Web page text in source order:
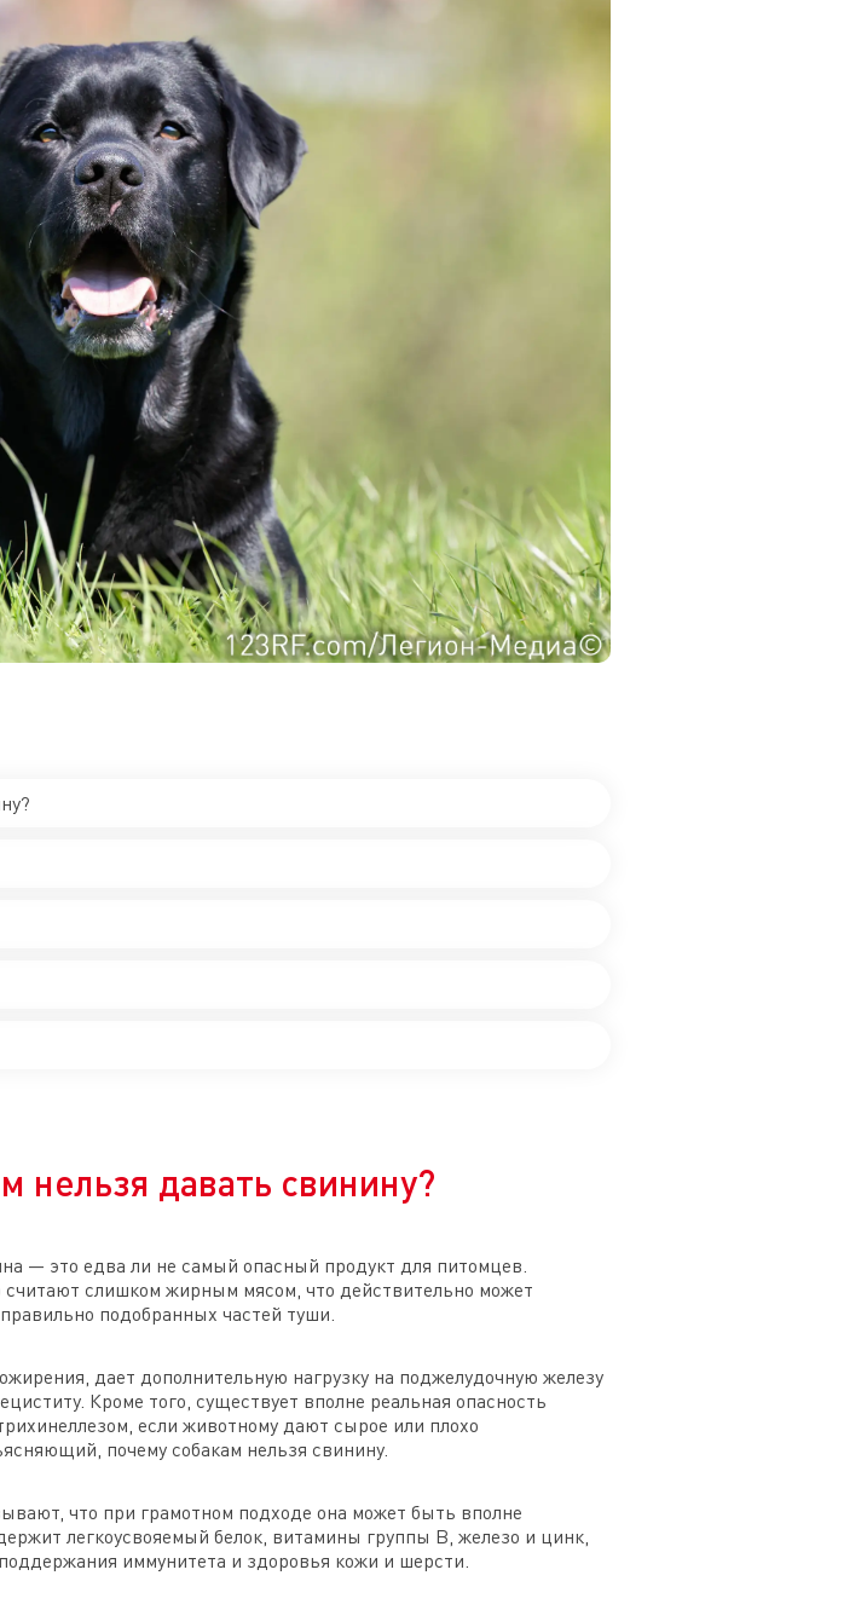
нельзя давать свинину?
— это едва ли не самый опасный продукт для питомцев.
слишком жирным мясом, что действительно может
подобранных частей туши.
дает дополнительную нагрузку на поджелудочную железу
Кроме того, существует вполне реальная опасность
если животному дают сырое или плохо
почему собакам нельзя свинину.
что при грамотном подходе она может быть вполне
легкоусвояемый белок, витамины группы B, железо и цинк,
иммунитета и здоровья кожи и шерсти.